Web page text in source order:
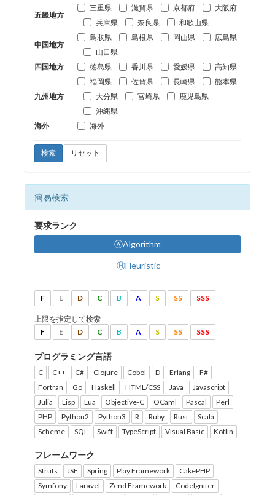
近畿地方
三重県 滋賀県 京都府
大阪府
兵庫県
奈良県 和歌山県
中国地方
鳥取県 島根県 岡山県
広島県
山口県
四国地方
徳島県 香川県 愛媛県 高知県
九州地方
福岡県 佐賀県 長崎県
熊本県
大分県
宮崎県
鹿児島県
沖縄県
海外
海外
検索 リセット
簡易検索
要求ランク
ⒶAlgorithm
ⒽHeuristic
F E D C B A S SS SSS
上限を指定して検索
F
E D C B A S SS SSS
プログラミング言語
C C++ C# Clojure Cobol D Erlang
F#
Fortran
Go Haskell HTML/CSS Java
Javascript
Julia
Lisp Lua Objective-C OCaml Pascal
Perl
PHP
Python2 Python3 R Ruby Rust
Scala
Scheme
SQL Swift TypeScript Visual Basic Kotlin
フレームワーク
Struts JSF Spring Play Framework
CakePHP
Symfony
Laravel Zend Framework
CodeIgniter